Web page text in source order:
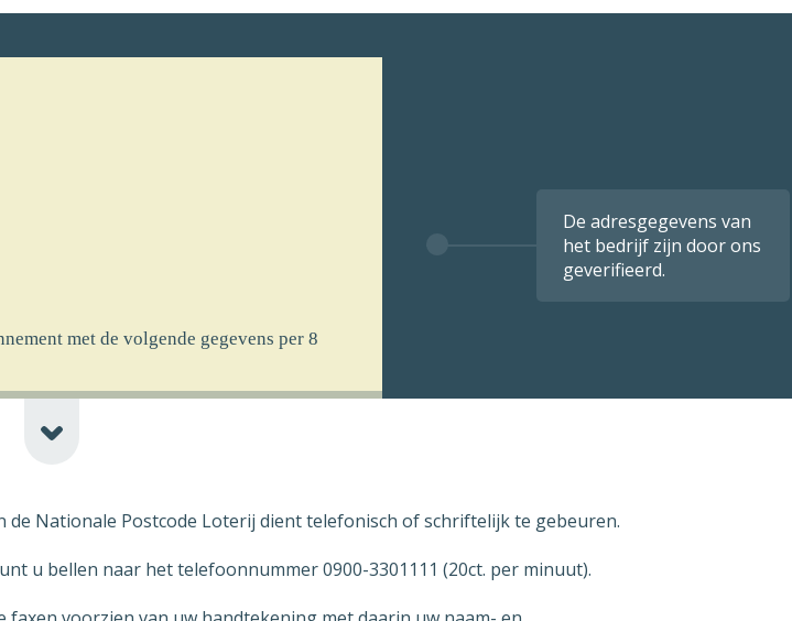
De adresgegevens van
het bedrijf zijn door ons
geverifieerd.
met de volgende gegevens per 8
abonnement wil ik logischerwijs ook per
Nationale Postcode Loterij dient telefonisch of schriftelijk te gebeuren.
u bellen naar het telefoonnummer 0900-3301111 (20ct. per minuut).